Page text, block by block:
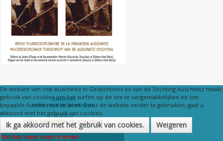
Nr. 105 (12/2009) Charlotte Delbo
De website van vzw Auschwitz in Gedachtenis en van de Stichting Auschwitz maakt
gebruik van cookies om het surfen op de site te vergemakkelijken en om
bepaalde functies toe te laten. Door de website verder te gebruiken, gaat u
akkoord met het gebruik van cookies.
Ik ga akkoord met het gebruik van cookies. Weigeren
Om hier meer over te weten